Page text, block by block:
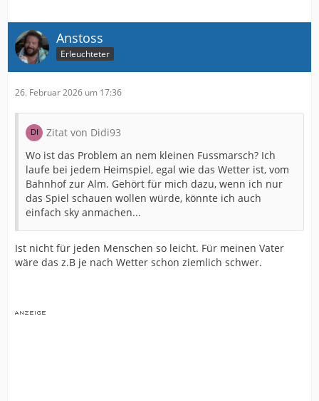
Anstoss
Erleuchteter
26. Februar 2026 um 17:36
Zitat von Didi93
Wo ist das Problem an nem kleinen Fussmarsch? Ich
laufe bei jedem Heimspiel, egal wie das Wetter ist, vom
Bahnhof zur Alm. Gehört für mich dazu, wenn ich nur
das Spiel schauen wollen würde, könnte ich auch
einfach sky anmachen...
Ist nicht für jeden Menschen so leicht. Für meinen Vater
wäre das z.B je nach Wetter schon ziemlich schwer.